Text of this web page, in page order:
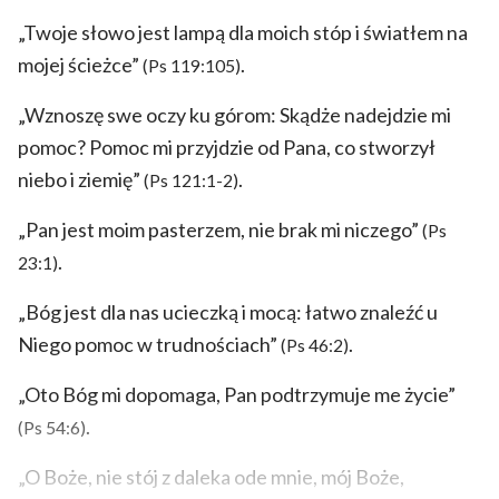
„Twoje słowo jest lampą dla moich stóp i światłem na
mojej ścieżce” (Ps 119:105).
„Wznoszę swe oczy ku górom: Skądże nadejdzie mi
pomoc? Pomoc mi przyjdzie od Pana, co stworzył
niebo i ziemię” (Ps 121:1-2).
„Pan jest moim pasterzem, nie brak mi niczego” (Ps
23:1).
„Bóg jest dla nas ucieczką i mocą: łatwo znaleźć u
Niego pomoc w trudnościach” (Ps 46:2).
„Oto Bóg mi dopomaga, Pan podtrzymuje me życie”
(Ps 54:6).
„O Boże, nie stój z daleka ode mnie, mój Boże,